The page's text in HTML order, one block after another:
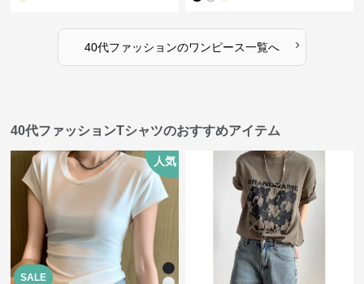
40代ファッションのワンピース一覧へ ›
40代ファッションTシャツのおすすめアイテム
SALE
人気